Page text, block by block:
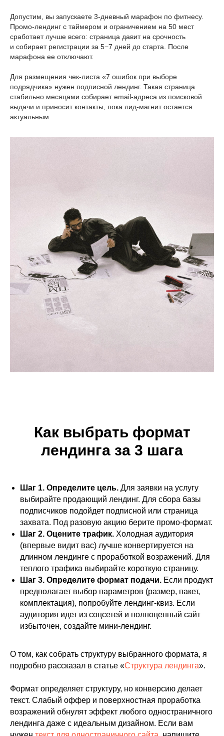
Допустим, вы запускаете 3-дневный марафон по фитнесу.
Промо-лендинг с таймером и ограничением на 50 мест
сработает лучше всего: страница давит на срочность
и собирает регистрации за 5−7 дней до старта. После
марафона ее отключают.
Для размещения чек-листа «7 ошибок при выборе
подрядчика» нужен подписной лендинг. Такая страница
стабильно месяцами собирает email-адреса из поисковой
выдачи и приносит контакты, пока лид-магнит остается
актуальным.
Как выбрать формат
лендинга за 3 шага
Шаг 1. Определите цель. Для заявки на услугу
выбирайте продающий лендинг. Для сбора базы
подписчиков подойдет подписной или страница
захвата. Под разовую акцию берите промо-формат.
Шаг 2. Оцените трафик. Холодная аудитория
(впервые видит вас) лучше конвертируется на
длинном лендинге с проработкой возражений. Для
теплого трафика выбирайте короткую страницу.
Шаг 3. Определите формат подачи. Если продукт
предполагает выбор параметров (размер, пакет,
комплектация), попробуйте лендинг-квиз. Если
аудитория идет из соцсетей и полноценный сайт
избыточен, создайте мини-лендинг.
О том, как собрать структуру выбранного формата, я
подробно рассказал в статье «Структура лендинга».
Формат определяет структуру, но конверсию делает
текст. Слабый оффер и поверхностная проработка
возражений обнулят эффект любого одностраничного
лендинга даже с идеальным дизайном. Если вам
© 2008—2025. Все права защищены.
Политика конфиденциальности
Информация на сайте не является публичной офертой
inbox@smextenej.ru
Email:
Телефон: